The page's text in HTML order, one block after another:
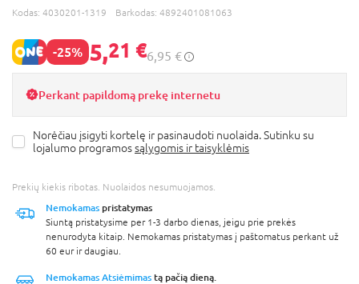
Kodas: 4030201-1319 Barkodas: 4892401081063
-25% 5,21 €6,95 €
Perkant papildomą prekę internetu
Norėčiau įsigyti kortelę ir pasinaudoti nuolaida. Sutinku su
lojalumo programossąlygomis ir taisyklėmis
Prekių kiekis ribotas. Nuolaidos nesumuojamos.
Nemokamas pristatymas
Siuntą pristatysime per 1-3 darbo dienas, jeigu prie prekės
nenurodyta kitaip. Nemokamas pristatymas į paštomatus perkant už
60 eur ir daugiau.
Nemokamas Atsiėmimas tą pačią dieną.